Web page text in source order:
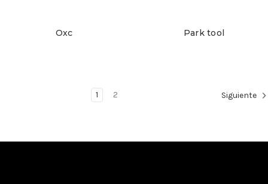
Oxc Park tool
1 2 Siguiente